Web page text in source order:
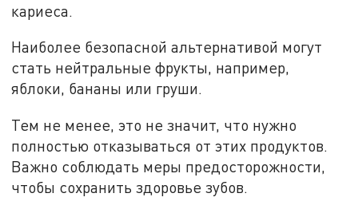
кариеса.
Наиболее безопасной альтернативой могут
стать нейтральные фрукты, например,
яблоки, бананы или груши.
Тем не менее, это не значит, что нужно
полностью отказываться от этих продуктов.
Важно соблюдать меры предосторожности,
чтобы сохранить здоровье зубов.